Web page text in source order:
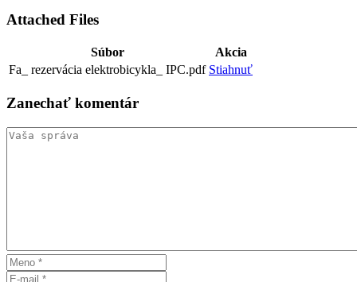
Attached Files
Súbor
Akcia
Fa_ rezervácia elektrobicykla_ IPC.pdf Stiahnuť
Zanechať komentár